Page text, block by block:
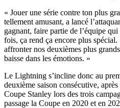
« Jouer une série contre ton plus
tellement amusant, a lancé
gagnant, faire partie de l’équipe
fois, ça rend ça encore plus
affronter nos deuxièmes plus
baisse dans les émotions. »
Le Lightning s’incline donc au
deuxième saison consécutive,
Coupe Stanley lors des trois
passage la Coupe en 2020 et en